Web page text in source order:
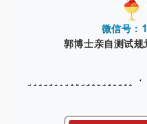
微信号：
郭博士亲自测试